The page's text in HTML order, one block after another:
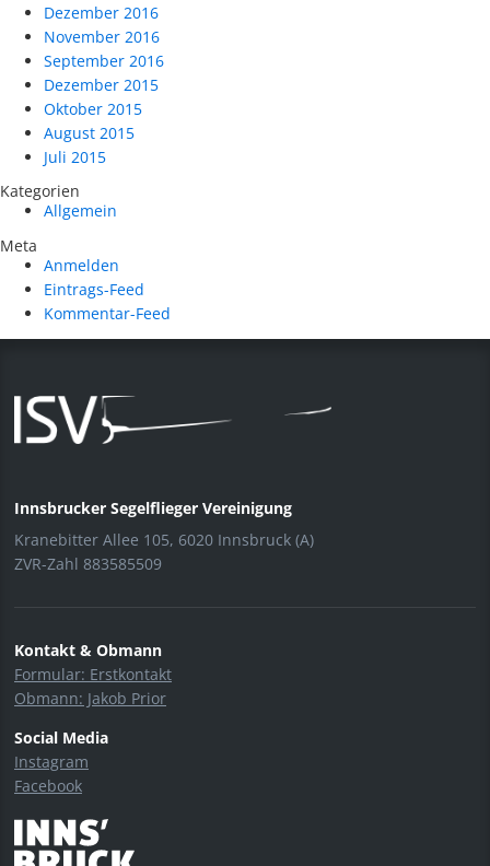
Dezember 2016
November 2016
September 2016
Dezember 2015
Oktober 2015
August 2015
Juli 2015
Kategorien
Allgemein
Meta
Anmelden
Eintrags-Feed
Kommentar-Feed
Innsbrucker Segelflieger Vereinigung
Kranebitter Allee 105, 6020 Innsbruck (A)
ZVR-Zahl 883585509
Kontakt & Obmann
Formular: Erstkontakt
Obmann: Jakob Prior
Social Media
Instagram
Facebook